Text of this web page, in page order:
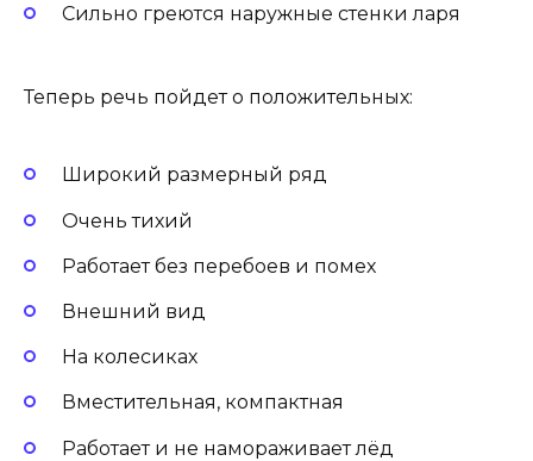
Сильно греются наружные стенки ларя
Теперь речь пойдет о положительных:
Широкий размерный ряд
Очень тихий
Работает без перебоев и помех
Внешний вид
На колесиках
Вместительная, компактная
Работает и не намораживает лёд